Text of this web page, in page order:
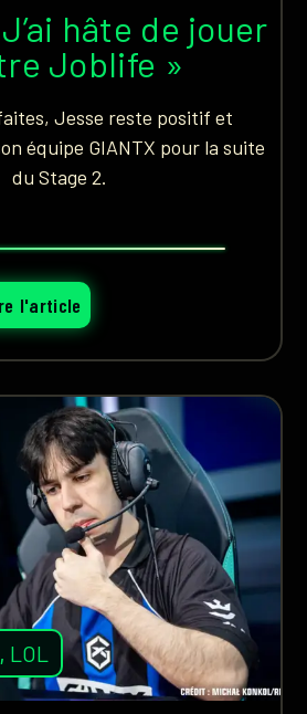
hâte de jouer
Joblife »
Jesse reste positif et
équipe GIANTX pour la suite
du Stage 2.
l'article
, LOL